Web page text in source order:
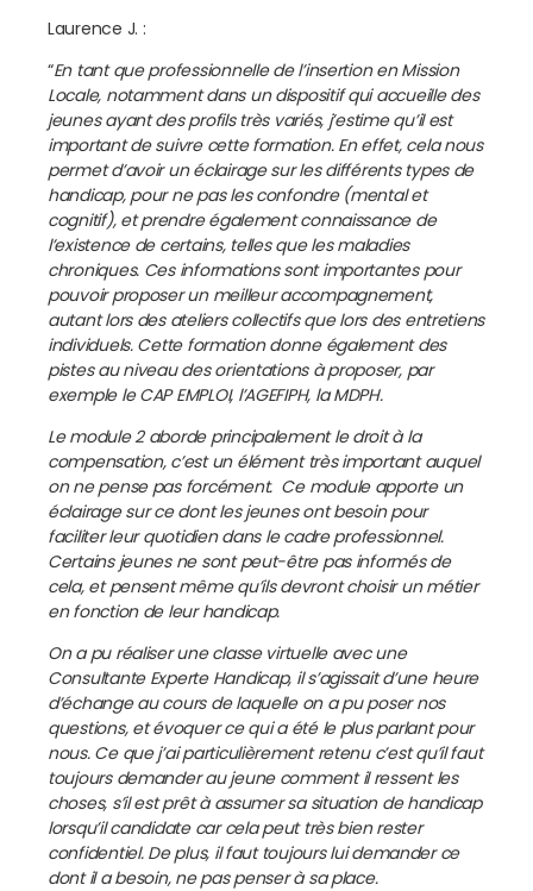
Laurence J. :
“En tant que professionnelle de l’insertion en Mission
Locale, notamment dans un dispositif qui accueille des
jeunes ayant des profils très variés, j’estime qu’il est
important de suivre cette formation. En effet, cela nous
permet d’avoir un éclairage sur les différents types de
handicap, pour ne pas les confondre (mental et
cognitif), et prendre également connaissance de
l’existence de certains, telles que les maladies
chroniques. Ces informations sont importantes pour
pouvoir proposer un meilleur accompagnement,
autant lors des ateliers collectifs que lors des entretiens
individuels. Cette formation donne également des
pistes au niveau des orientations à proposer, par
exemple le CAP EMPLOI, l’AGEFIPH, la MDPH.
Le module 2 aborde principalement le droit à la
compensation, c’est un élément très important auquel
on ne pense pas forcément. Ce module apporte un
éclairage sur ce dont les jeunes ont besoin pour
faciliter leur quotidien dans le cadre professionnel.
Certains jeunes ne sont peut-être pas informés de
cela, et pensent même qu’ils devront choisir un métier
en fonction de leur handicap.
On a pu réaliser une classe virtuelle avec une
Consultante Experte Handicap, il s’agissait d’une heure
d’échange au cours de laquelle on a pu poser nos
questions, et évoquer ce qui a été le plus parlant pour
nous. Ce que j’ai particulièrement retenu c’est qu’il faut
toujours demander au jeune comment il ressent les
choses, s’il est prêt à assumer sa situation de handicap
lorsqu’il candidate car cela peut très bien rester
confidentiel. De plus, il faut toujours lui demander ce
dont il a besoin, ne pas penser à sa place.